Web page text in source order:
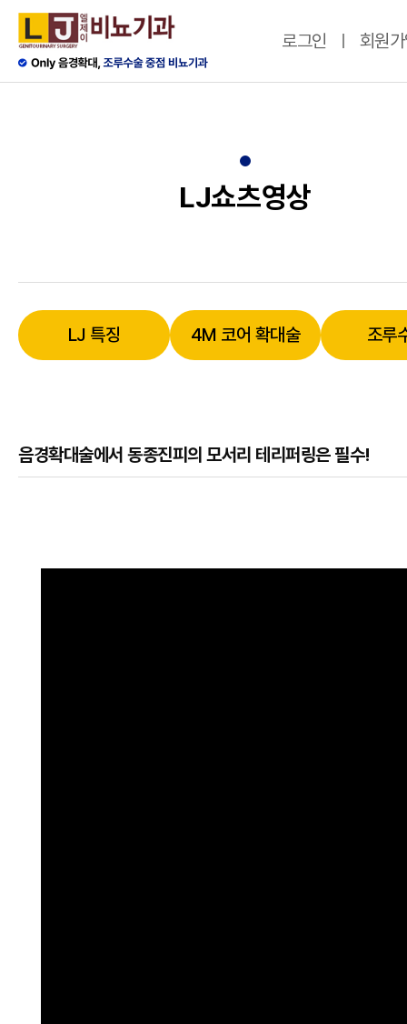
로그인 회원
LJ쇼츠영상
LJ 특징 4M 코어 확대술 조루
음경확대술에서 동종진피의 모서리 테리퍼링은 필수!